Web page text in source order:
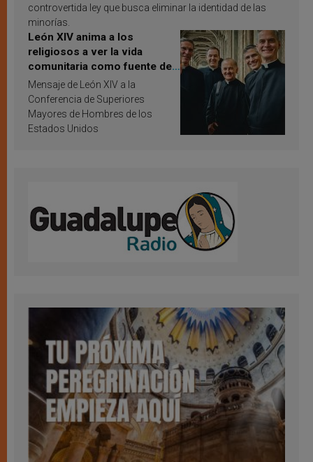
controvertida ley que busca eliminar la identidad de las
minorías.
León XIV anima a los
religiosos a ver la vida
comunitaria como fuente de
inspiración y santificación
Mensaje de León XIV a la
Conferencia de Superiores
Mayores de Hombres de los
Estados Unidos